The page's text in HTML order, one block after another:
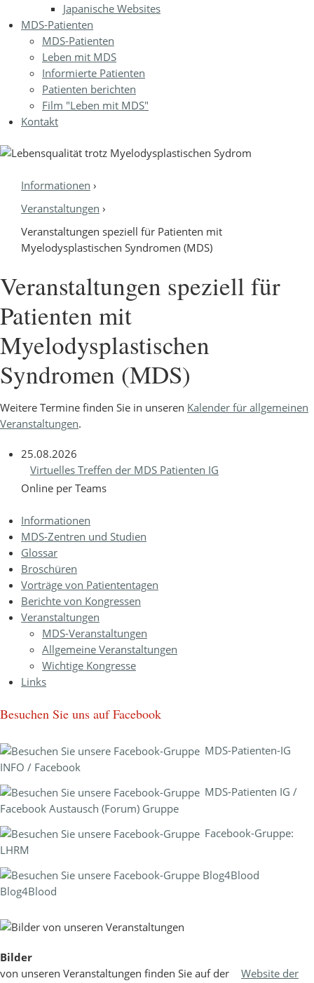
Japanische Websites
MDS-Patienten
MDS-Patienten
Leben mit MDS
Informierte Patienten
Patienten berichten
Film "Leben mit MDS"
Kontakt
Sie sind hier
Informationen ›
Veranstaltungen ›
Veranstaltungen speziell für Patienten mit
Myelodysplastischen Syndromen (MDS)
Veranstaltungen speziell für
Patienten mit
Myelodysplastischen
Syndromen (MDS)
Weitere Termine finden Sie in unseren Kalender für allgemeinen
Veranstaltungen.
25.08.2026
Virtuelles Treffen der MDS Patienten IG
Online per Teams
Informationen
MDS-Zentren und Studien
Glossar
Broschüren
Vorträge von Patiententagen
Berichte von Kongressen
Veranstaltungen
MDS-Veranstaltungen
Allgemeine Veranstaltungen
Wichtige Kongresse
Links
Besuchen Sie uns auf Facebook
MDS-Patienten-IG
INFO / Facebook
MDS-Patienten IG /
Facebook Austausch (Forum) Gruppe
Facebook-Gruppe:
LHRM
Blog4Blood
Bilder
von unseren Veranstaltungen finden Sie auf der
Website der